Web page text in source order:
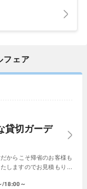
フェア
貸切ガーデ
からこそ帰省のお客様も
しますのでお見積もり作
18:00～